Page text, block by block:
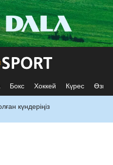
Бокс Хоккей Күрес Өзге
күндеріңіз